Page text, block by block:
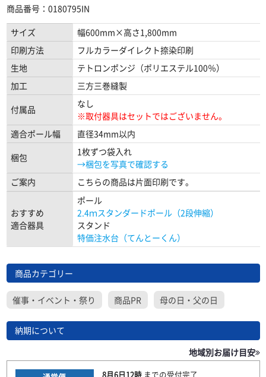
商品番号：0180795IN
サイズ
幅600mm×高さ1,800mm
印刷方法
フルカラーダイレクト捺染印刷
生地
テトロンポンジ（ポリエステル100％）
加工
三方三巻縫製
付属品
なし
※取付器具はセットではございません。
適合ポール幅
直径34mm以内
梱包
1枚ずつ袋入れ
→梱包を写真で確認する
ご案内
こちらの商品は片面印刷です。
おすすめ
適合器具
ポール
2.4ｍスタンダードポール（2段伸縮）
スタンド
特価注水台（てんとーくん）
商品カテゴリー
催事・イベント・祭り 商品PR 母の日・父の日
納期について
地域別お届け目安
8月6日12時までの受付完了